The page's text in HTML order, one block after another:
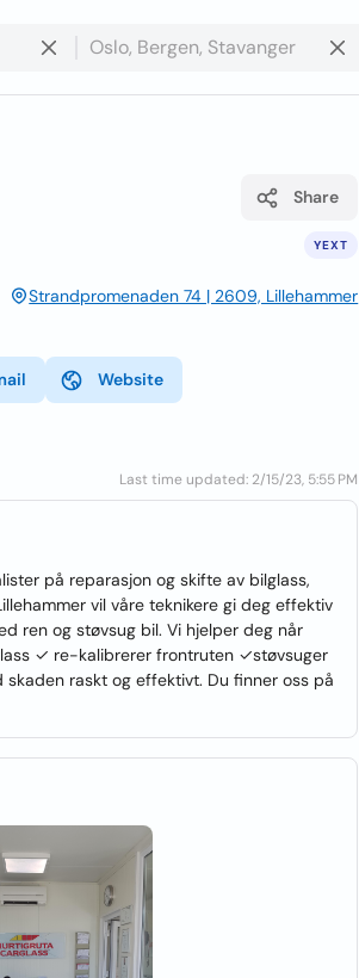
YEXT
Share
Strandpromenaden 74 | 2609, Lillehammer
Website
Last time updated: 2/15/23, 5:55 PM
på reparasjon og skifte av bilglass,
vil våre teknikere gi deg effektiv
ren og støvsug bil. Vi hjelper deg når
✓ re-kalibrerer frontruten ✓støvsuger
raskt og effektivt. Du finner oss på